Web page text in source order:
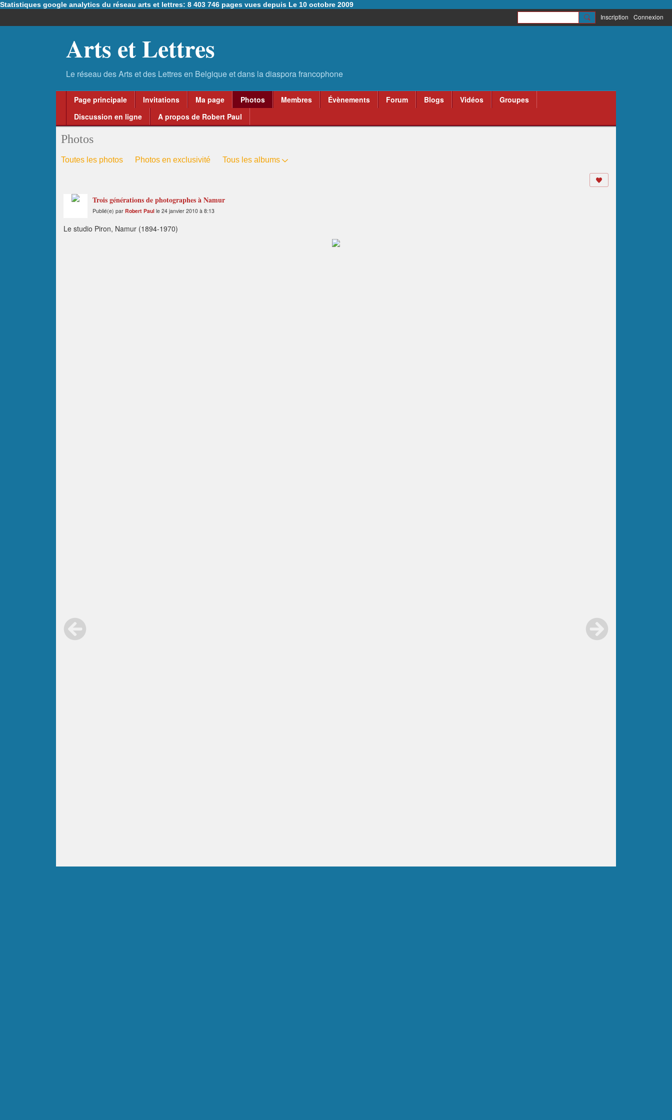
Statistiques google analytics du réseau arts et lettres: 8 403 746 pages vues depuis Le 10 octobre 2009
Inscription Connexion
Arts et Lettres
Page principale Invitations Ma page Photos Membres Évènements Forum Blogs Vidéos
Groupes
Discussion en ligne
A propos de Robert Paul
Photos
Toutes les photos Photos en exclusivité Tous les albums
Trois générations de photographes à Namur
Publié(e) par Robert Paul le 24 janvier 2010 à 8:13
Le studio Piron, Namur (1894-1970)